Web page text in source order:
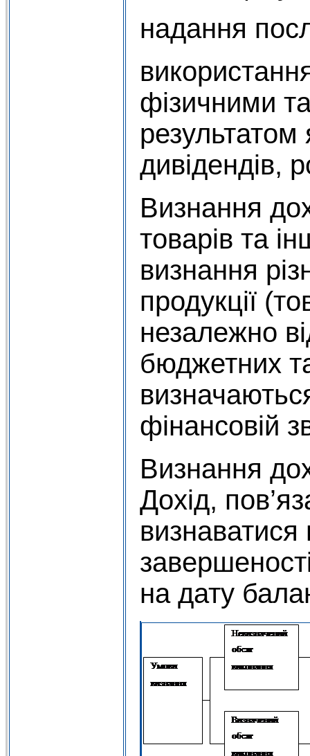
надання
фізичними
результатом
дивідендів,
Визнання
товарів та
визнання
продукції
незалежно
бюджетних
фінансовій
Визнання
Дохід,
визнаватися
на дату